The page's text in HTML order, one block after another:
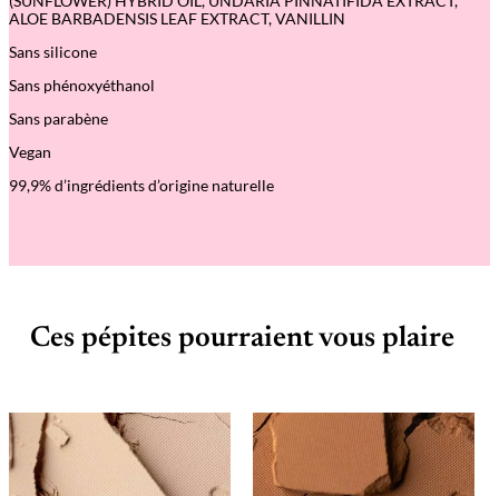
r
O
r
R
o
é
ALOE BARBADENSIS LEAF EXTRACT, VANILLIN
Sans silicone
Sans phénoxyéthanol
Sans parabène
Vegan
99,9% d’ingrédients d’origine naturelle
Ces pépites pourraient vous plaire